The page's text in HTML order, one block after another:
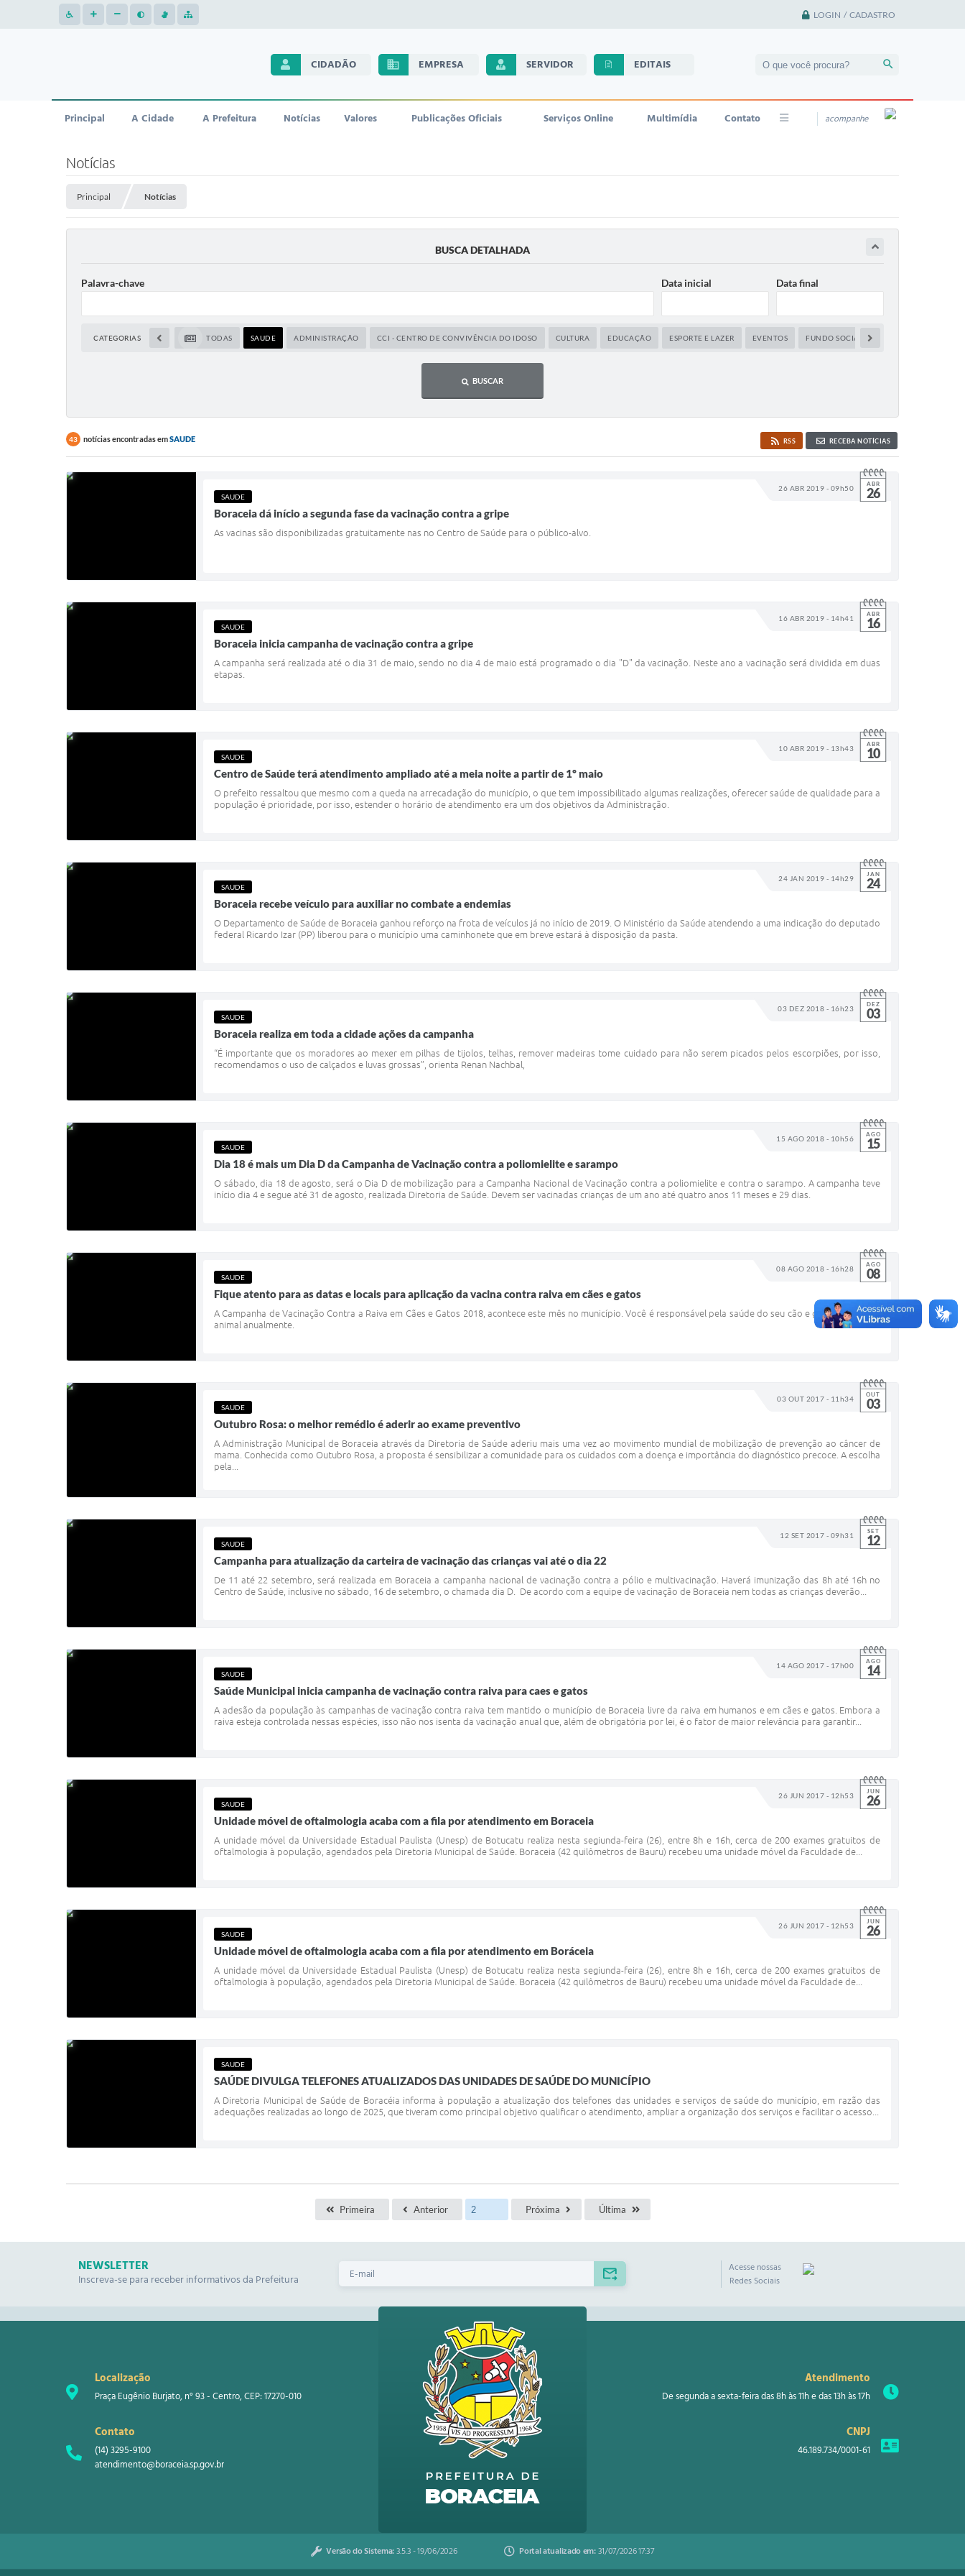
LOGIN / CADASTRO
CIDADÃO EMPRESA SERVIDOR EDITAIS
Principal A Cidade A Prefeitura Notícias Valores Publicações Oficiais Serviços Online Multimídia Contato acompanhe
Notícias
Principal Notícias
BUSCA DETALHADA
Palavra-chave Data inicial Data final
CATEGORIAS TODAS SAUDE ADMINISTRAÇÃO CCI - CENTRO DE CONVIVÊNCIA DO IDOSO CULTURA EDUCAÇÃO ESPORTE E LAZER EVENTOS FUNDO SOCIAL DE SOLIDARIEDADE
BUSCAR
43 notícias encontradas emSAUDE RSS RECEBA NOTÍCIAS
26 ABR 2019 - 09h50 ABR
26
SAUDE
Boraceia dá início a segunda fase da vacinação contra a gripe
As vacinas são disponibilizadas gratuitamente nas no Centro de Saúde para o público-alvo.
16 ABR 2019 - 14h41 ABR
16
SAUDE
Boraceia inicia campanha de vacinação contra a gripe
A campanha será realizada até o dia 31 de maio, sendo no dia 4 de maio está programado o dia "D" da vacinação. Neste ano a vacinação será dividida em duas
etapas.
10 ABR 2019 - 13h43 ABR
10
SAUDE
Centro de Saúde terá atendimento ampliado até a meia noite a partir de 1º maio
O prefeito ressaltou que mesmo com a queda na arrecadação do município, o que tem impossibilitado algumas realizações, oferecer saúde de qualidade para a
população é prioridade, por isso, estender o horário de atendimento era um dos objetivos da Administração.
24 JAN 2019 - 14h29 JAN
24
SAUDE
Boraceia recebe veículo para auxiliar no combate a endemias
O Departamento de Saúde de Boraceia ganhou reforço na frota de veículos já no início de 2019. O Ministério da Saúde atendendo a uma indicação do deputado
federal Ricardo Izar (PP) liberou para o município uma caminhonete que em breve estará à disposição da pasta.
03 DEZ 2018 - 16h23 DEZ
03
SAUDE
Boraceia realiza em toda a cidade ações da campanha
“É importante que os moradores ao mexer em pilhas de tijolos, telhas, remover madeiras tome cuidado para não serem picados pelos escorpiões, por isso,
recomendamos o uso de calçados e luvas grossas”, orienta Renan Nachbal,
15 AGO 2018 - 10h56 AGO
15
SAUDE
Dia 18 é mais um Dia D da Campanha de Vacinação contra a poliomielite e sarampo
O sábado, dia 18 de agosto, será o Dia D de mobilização para a Campanha Nacional de Vacinação contra a poliomielite e contra o sarampo. A campanha teve
início dia 4 e segue até 31 de agosto, realizada Diretoria de Saúde. Devem ser vacinadas crianças de um ano até quatro anos 11 meses e 29 dias.
08 AGO 2018 - 16h28 AGO
08
SAUDE
Fique atento para as datas e locais para aplicação da vacina contra raiva em cães e gatos
A Campanha de Vacinação Contra a Raiva em Cães e Gatos 2018, acontece este mês no município. Você é responsável pela saúde do seu cão e gato. Vacine seu
animal anualmente.
03 OUT 2017 - 11h34 OUT
03
SAUDE
Outubro Rosa: o melhor remédio é aderir ao exame preventivo
A Administração Municipal de Boraceia através da Diretoria de Saúde aderiu mais uma vez ao movimento mundial de mobilização de prevenção ao câncer de
mama. Conhecida como Outubro Rosa, a proposta é sensibilizar a comunidade para os cuidados com a doença e importância do diagnóstico precoce. A escolha
pela...
12 SET 2017 - 09h31 SET
12
SAUDE
Campanha para atualização da carteira de vacinação das crianças vai até o dia 22
De 11 até 22 setembro, será realizada em Boraceia a campanha nacional de vacinação contra a pólio e multivacinação. Haverá imunização das 8h até 16h no
Centro de Saúde, inclusive no sábado, 16 de setembro, o chamada dia D. De acordo com a equipe de vacinação de Boraceia nem todas as crianças deverão...
14 AGO 2017 - 17h00 AGO
14
SAUDE
Saúde Municipal inicia campanha de vacinação contra raiva para caes e gatos
A adesão da população às campanhas de vacinação contra raiva tem mantido o município de Boraceia livre da raiva em humanos e em cães e gatos. Embora a
raiva esteja controlada nessas espécies, isso não nos isenta da vacinação anual que, além de obrigatória por lei, é o fator de maior relevância para garantir...
26 JUN 2017 - 12h53 JUN
26
SAUDE
Unidade móvel de oftalmologia acaba com a fila por atendimento em Boraceia
A unidade móvel da Universidade Estadual Paulista (Unesp) de Botucatu realiza nesta segiunda-feira (26), entre 8h e 16h, cerca de 200 exames gratuitos de
oftalmologia à população, agendados pela Diretoria Municipal de Saúde. Boraceia (42 quilômetros de Bauru) recebeu uma unidade móvel da Faculdade de...
26 JUN 2017 - 12h53 JUN
26
SAUDE
Unidade móvel de oftalmologia acaba com a fila por atendimento em Boráceia
A unidade móvel da Universidade Estadual Paulista (Unesp) de Botucatu realiza nesta segiunda-feira (26), entre 8h e 16h, cerca de 200 exames gratuitos de
oftalmologia à população, agendados pela Diretoria Municipal de Saúde. Boraceia (42 quilômetros de Bauru) recebeu uma unidade móvel da Faculdade de...
SAUDE
SAÚDE DIVULGA TELEFONES ATUALIZADOS DAS UNIDADES DE SAÚDE DO MUNICÍPIO
A Diretoria Municipal de Saúde de Boracéia informa à população a atualização dos telefones das unidades e serviços de saúde do município, em razão das
adequações realizadas ao longo de 2025, que tiveram como principal objetivo qualificar o atendimento, ampliar a organização dos serviços e facilitar o acesso...
Primeira Anterior Próxima Última
NEWSLETTER
Inscreva-se para receber informativos da Prefeitura
Acesse nossas
Redes Sociais
Localização
Praça Eugênio Burjato, n° 93 - Centro, CEP: 17270-010
Contato
(14) 3295-9100
atendimento@boraceia.sp.gov.br
Atendimento
De segunda a sexta-feira das 8h às 11h e das 13h às 17h
CNPJ
46.189.734/0001-61
Versão do Sistema:3.5.3 - 19/06/2026 Portal atualizado em:31/07/2026 17:37